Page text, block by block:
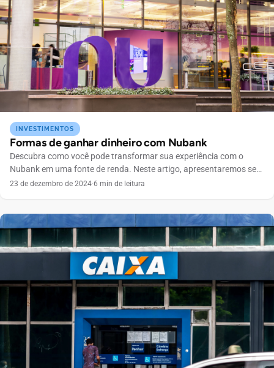
INVESTIMENTOS
Formas de ganhar dinheiro com Nubank
Descubra como você pode transformar sua experiência com o
Nubank em uma fonte de renda. Neste artigo, apresentaremos sete
estratégias eficazes que não apenas ajudam a maximizar seus
dicas para otimizar seus ganhos com o Nubank […]
23 de dezembro de 2024·6 min de leitura